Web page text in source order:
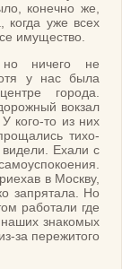
конечно же,
когда уже всех
имущество.
ничего не
у нас была
города.
вокзал
кого-то из них
тихо-
Ехали с
в Москву,
запрятала. Но
работали где
знакомых
за пережитого